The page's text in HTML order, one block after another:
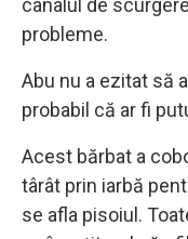
probleme.
Abu nu a ezitat să
probabil că ar fi
Acest bărbat a
târât prin iarbă
se afla pisoiul.